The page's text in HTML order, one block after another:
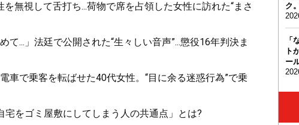
無視して舌打ち...荷物で席を占領した女性に訪れた“まさ
...」法廷で公開された“生々しい音声”...懲役16年判決ま
で乗客を転ばせた40代女性。“目に余る迷惑行為”で乗
をゴミ屋敷にしてしまう人の共通点」とは?
ク
「
ト
ー